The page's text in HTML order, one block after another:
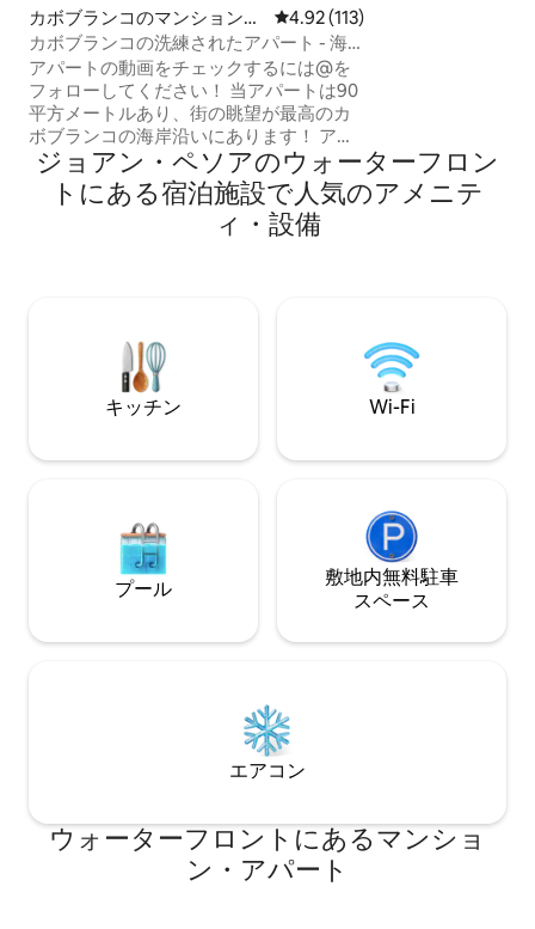
カボブランコのマンション・
アパート
レビュー113件、5つ星中4.92つ
4.92 (113)
カボブランコの洗練されたアパート - 海
辺！
アパートの動画をチェックするには@を
フォローしてください！ 当アパートは90
平方メートルあり、街の眺望が最高のカ
ボブランコの海岸沿いにあります！ アパ
ートはリビングルーム、100%設備の整っ
たキッチン、クイーンベッドとエアコン
付きのベッドルーム、クイーンベッド2台
とエアコン付きのスイートで構成されて
500メガのWi-Fiとセルフチェックインの
電子ロックがあります。
レストラン、ラン
ジョアン・ペソアのウォーターフロン
トにある宿泊施設で人気のアメニテ
ィ・設備
キッチン Wi-Fi
プール
敷地内無料駐⁠車
ス⁠ペ⁠ー⁠ス
エアコン
ウォーターフロントにあるマンショ
ン・アパート